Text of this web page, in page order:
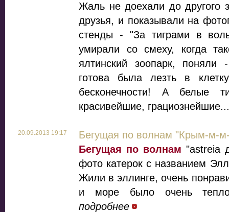
Жаль не доехали до другого
друзья, и показывали на
стенды - "За тиграми в
умирали со смеху, когда
ялтинский зоопарк, поняли
готова была лезть в
бесконечности! А белые
красивейшие,
20.09.2013 19:17
Бегущая по волнам "Крым-м-
Бегущая по волнам "astreia
фото катерок с названием
Жили в эллинге, очень
и море было очень
подробнее